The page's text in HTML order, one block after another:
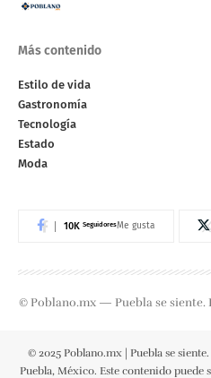
Más contenido
Estilo de vida
Gastronomía
Tecnología
Estado
Moda
10K SeguidoresMe gusta
© Poblano.mx — Puebla se siente.
© 2025 Poblano.mx | Puebla se
Puebla, México. Este contenido